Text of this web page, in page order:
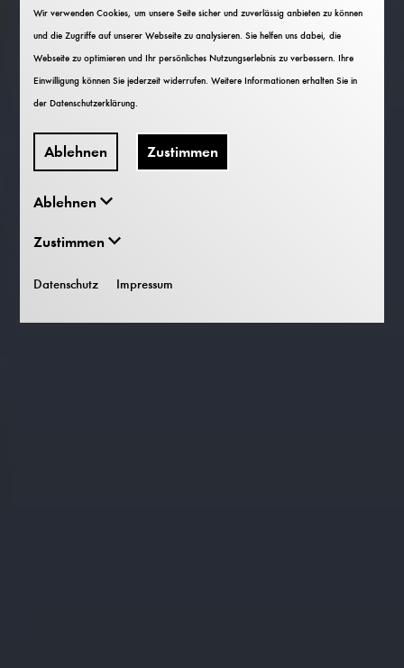
Wir verwenden Cookies, um unsere Seite sicher und zuverlässig anbieten zu können
und die Zugriffe auf unserer Webseite zu analysieren. Sie helfen uns dabei, die
Webseite zu optimieren und Ihr persönliches Nutzungserlebnis zu verbessern. Ihre
Einwilligung können Sie jederzeit widerrufen. Weitere Informationen erhalten Sie in
derDatenschutzerklärung
Ablehnen Zustimmen
Ablehnen
Zustimmen
Datenschutz Impressum